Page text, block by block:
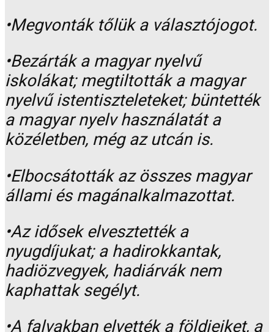
•Megvonták tőlük a választójogot.
•Bezárták a magyar nyelvű
iskolákat; megtiltották a magyar
nyelvű istentiszteleteket; büntették
a magyar nyelv használatát a
közéletben, még az utcán is.
•Elbocsátották az összes magyar
állami és magánalkalmazottat.
•Az idősek elvesztették a
nyugdíjukat; a hadirokkantak,
hadiözvegyek, hadiárvák nem
kaphattak segélyt.
•A falvakban elvették a földjeiket, a